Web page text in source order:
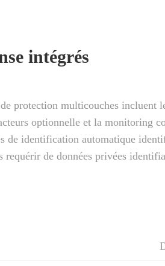
intégrés
protection multicouches incluent
optionnelle et la monitoring
de identification automatique
requérir de données privées